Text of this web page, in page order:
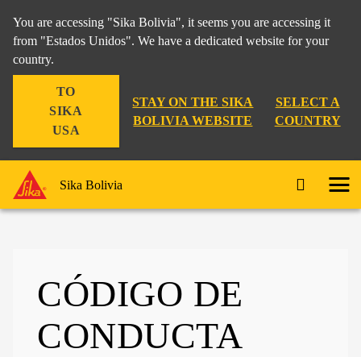
You are accessing "Sika Bolivia", it seems you are accessing it
from "Estados Unidos". We have a dedicated website for your
country.
TO
SIKA
USA
STAY ON THE SIKA
BOLIVIA WEBSITE
SELECT A
COUNTRY
Sika Bolivia
CÓDIGO DE
CONDUCTA